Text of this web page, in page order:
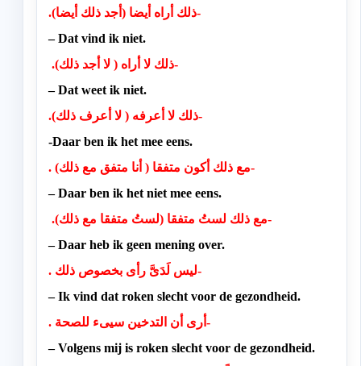
.(ذلك أراه أيضا (أجد ذلك أيضا-
– Dat vind ik niet.
.(ذلك لا أراه ( لا أجد ذلك-
– Dat weet ik niet.
.(ذلك لا أعرفه ( لا أعرف ذلك-
-Daar ben ik het mee eens.
. (مع ذلك أكون متفقا ( أنا متفق مع ذلك-
– Daar ben ik het niet mee eens.
.(مع ذلك لستُ متفقا (لستُ متفقا مع ذلك-
– Daar heb ik geen mening over.
. ليس لَدَىَّ رأى بخصوص ذلك-
– Ik vind dat roken slecht voor de gezondheid.
. أرى أن التدخين سيىء للصحة-
– Volgens mij is roken slecht voor de gezondheid.